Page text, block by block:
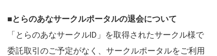
■とらのあなサークルポータルの退会について
「とらのあなサークルID」を取得されたサークル様で
委託取引のご予定がなく、サークルポータルをご利用